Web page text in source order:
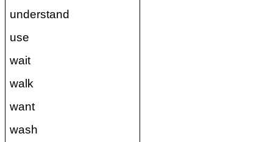
understand
use
wait
walk
want
wash